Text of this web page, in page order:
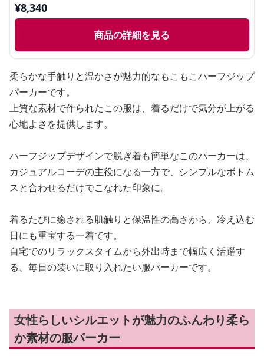
¥8,340
商品の詳細を見る
柔らかな手触りと温かさが魅力的なもこもこハーフジップ
パーカーです。
上質な素材で作られたこの服は、着るだけで気分が上がる
心地よさを提供します。
ハーフジップデザインで脱ぎ着も簡単なこのパーカーは、
カジュアルコーデの主役になる一方で、シンプルなボトム
スと合わせるだけでこなれた印象に。
着るたびに癒される肌触りと保温性の高さから、冷え込む
日にも重宝する一着です。
自宅でのリラックスタイムから外出時まで幅広く活躍す
る、毎日の装いに取り入れたい服パーカーです。
女性らしいシルエットが魅力のふんわり柔ら
か素材の服パーカー